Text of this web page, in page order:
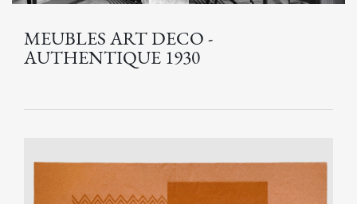
MEUBLES ART DECO -
AUTHENTIQUE 1930